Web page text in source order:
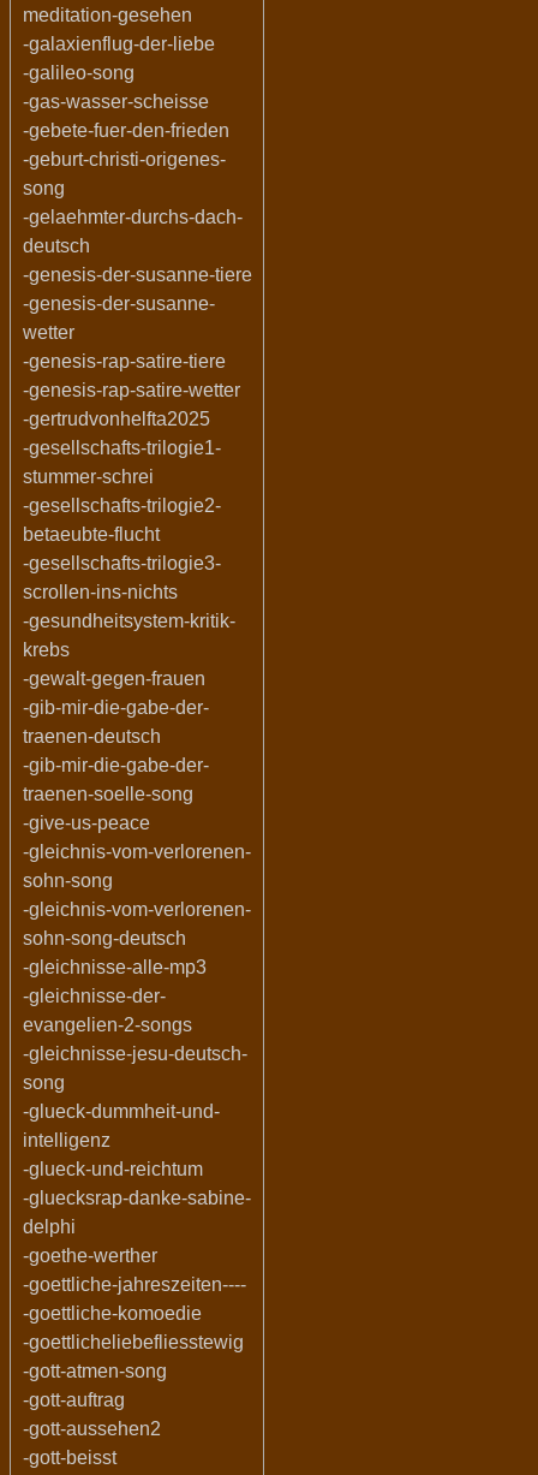
meditation-gesehen
-galaxienflug-der-liebe
-galileo-song
-gas-wasser-scheisse
-gebete-fuer-den-frieden
-geburt-christi-origenes-
song
-gelaehmter-durchs-dach-
deutsch
-genesis-der-susanne-tiere
-genesis-der-susanne-
wetter
-genesis-rap-satire-tiere
-genesis-rap-satire-wetter
-gertrudvonhelfta2025
-gesellschafts-trilogie1-
stummer-schrei
-gesellschafts-trilogie2-
betaeubte-flucht
-gesellschafts-trilogie3-
scrollen-ins-nichts
-gesundheitsystem-kritik-
krebs
-gewalt-gegen-frauen
-gib-mir-die-gabe-der-
traenen-deutsch
-gib-mir-die-gabe-der-
traenen-soelle-song
-give-us-peace
-gleichnis-vom-verlorenen-
sohn-song
-gleichnis-vom-verlorenen-
sohn-song-deutsch
-gleichnisse-alle-mp3
-gleichnisse-der-
evangelien-2-songs
-gleichnisse-jesu-deutsch-
song
-glueck-dummheit-und-
intelligenz
-glueck-und-reichtum
-gluecksrap-danke-sabine-
delphi
-goethe-werther
-goettliche-jahreszeiten----
-goettliche-komoedie
-goettlicheliebefliesstewig
-gott-atmen-song
-gott-auftrag
-gott-aussehen2
-gott-beisst